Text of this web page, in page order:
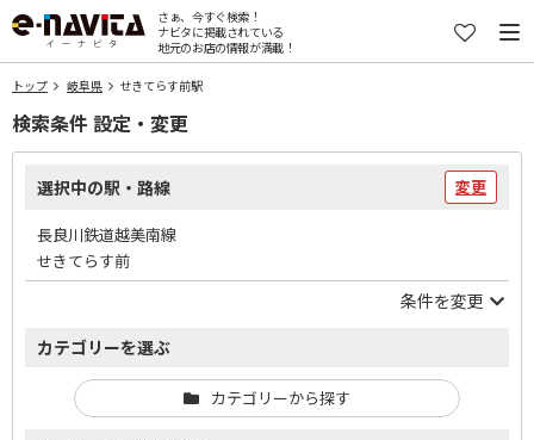
さぁ、今すぐ検索！
ナビタに掲載されている
地元のお店の情報が満載！
トップ 岐阜県 せきてらす前駅
検索条件 設定・変更
選択中の駅・路線 変更
長良川鉄道越美南線
せきてらす前
条件を変更
カテゴリーを選ぶ
カテゴリーから探す